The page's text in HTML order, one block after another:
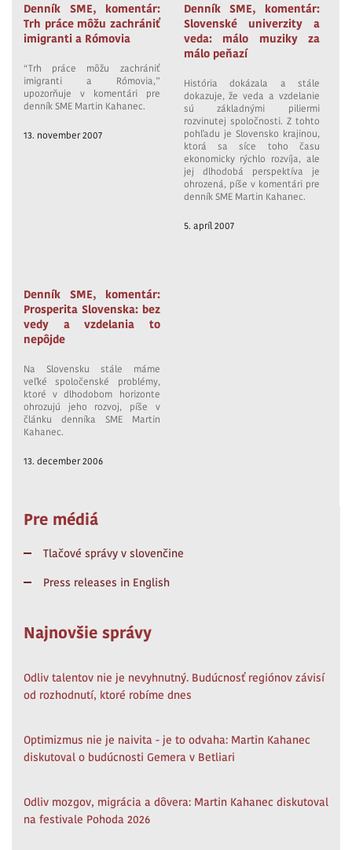
Denník SME, komentár:
Trh práce môžu zachrániť
imigranti a Rómovia
“Trh práce môžu zachrániť
imigranti a Rómovia,”
upozorňuje v komentári pre
denník SME Martin Kahanec.
13. november 2007
Denník SME, komentár:
Slovenské univerzity a
veda: málo muziky za
málo peňazí
História dokázala a stále
dokazuje, že veda a vzdelanie
sú základnými piliermi
rozvinutej spoločnosti. Z tohto
pohľadu je Slovensko krajinou,
ktorá sa síce toho času
ekonomicky rýchlo rozvíja, ale
jej dlhodobá perspektíva je
ohrozená, píše v komentári pre
denník SME Martin Kahanec.
5. apríl 2007
Denník SME, komentár:
Prosperita Slovenska: bez
vedy a vzdelania to
nepôjde
Na Slovensku stále máme
veľké spoločenské problémy,
ktoré v dlhodobom horizonte
ohrozujú jeho rozvoj, píše v
článku denníka SME Martin
Kahanec.
13. december 2006
Pre médiá
Tlačové správy v slovenčine
Press releases in English
Najnovšie správy
Odliv talentov nie je nevyhnutný. Budúcnosť regiónov závisí
od rozhodnutí, ktoré robíme dnes
Optimizmus nie je naivita - je to odvaha: Martin Kahanec
diskutoval o budúcnosti Gemera v Betliari
Odliv mozgov, migrácia a dôvera: Martin Kahanec diskutoval
na festivale Pohoda 2026